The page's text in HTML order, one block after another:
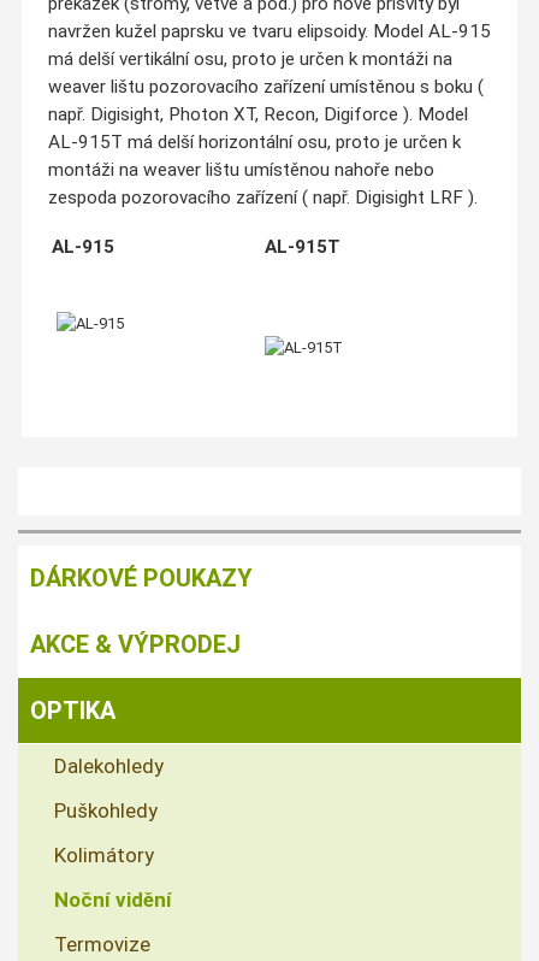
navržen kužel paprsku ve tvaru elipsoidy. Model AL-915
má delší vertikální osu, proto je určen k montáži na
weaver lištu pozorovacího zařízení umístěnou s boku (
např. Digisight, Photon XT, Recon, Digiforce ). Model
AL-915T má delší horizontální osu, proto je určen k
montáži na weaver lištu umístěnou nahoře nebo
zespoda pozorovacího zařízení ( např. Digisight LRF ).
AL-915 AL-915T
DÁRKOVÉ POUKAZY
AKCE & VÝPRODEJ
OPTIKA
Dalekohledy
Puškohledy
Kolimátory
Noční vidění
Termovize